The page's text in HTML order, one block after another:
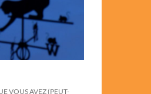
VOUS AVEZ (PEUT-